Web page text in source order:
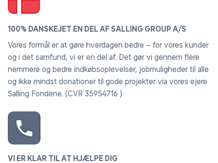
100% DANSKEJET EN DEL AF SALLING GROUP A/S
Vores formål er at gøre hverdagen bedre – for vores kunder
og i det samfund, vi er en del af. Det gør vi gennem flere
nemmere og bedre indkøbsoplevelser, jobmuligheder til alle
og ikke mindst donationer til gode projekter via vores ejere
Salling Fondene. (CVR 35954716 )
VI ER KLAR TIL AT HJÆLPE DIG